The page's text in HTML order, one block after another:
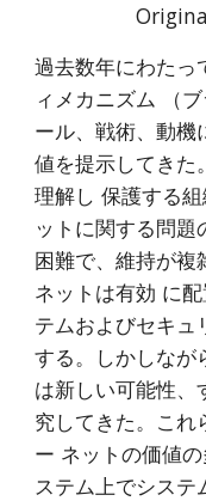
過去数年にわたっ
ィメカニズム （
ール、戦術、動機
値を提示してきた
理解し 保護する
ットに関する問
困難で、維持が複
ネットは有効 に
テムおよびセキュ
する。しかしなが
は新しい可能性、
究してきた。これ
ー ネットの価値
ステム上でシステ